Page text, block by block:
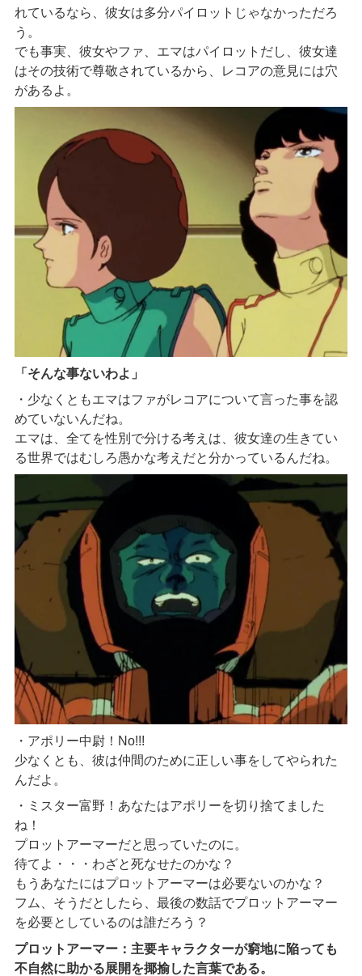
れているなら、彼女は多分パイロットじゃなかっただろ
う。
でも事実、彼女やファ、エマはパイロットだし、彼女達
はその技術で尊敬されているから、レコアの意見には穴
があるよ。
「そんな事ないわよ」
・少なくともエマはファがレコアについて言った事を認
めていないんだね。
エマは、全てを性別で分ける考えは、彼女達の生きてい
る世界ではむしろ愚かな考えだと分かっているんだね。
・アポリー中尉！No!!!
少なくとも、彼は仲間のために正しい事をしてやられた
んだよ。
・ミスター富野！あなたはアポリーを切り捨てました
ね！
プロットアーマーだと思っていたのに。
待てよ・・・わざと死なせたのかな？
もうあなたにはプロットアーマーは必要ないのかな？
フム、そうだとしたら、最後の数話でプロットアーマー
を必要としているのは誰だろう？
プロットアーマー：主要キャラクターが窮地に陥っても
不自然に助かる展開を揶揄した言葉である。